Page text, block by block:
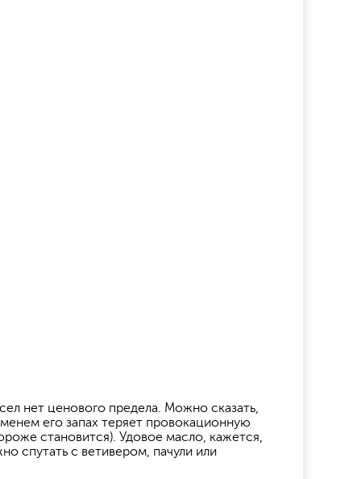
нет ценового предела. Можно сказать,
его запах теряет провокационную
становится). Удовое масло, кажется,
спутать с ветивером, пачули или